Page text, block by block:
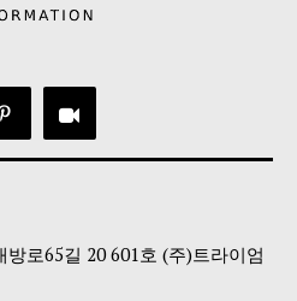
로65길 20 601호 (주)트라이엄